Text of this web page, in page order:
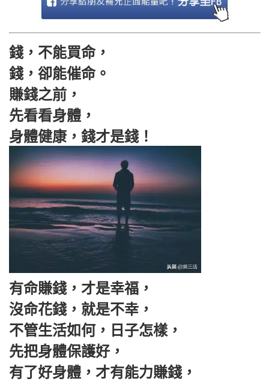
錢，不能買命，
錢，卻能催命。
賺錢之前，
先看看身體，
身體健康，錢才是錢！
有命賺錢，才是幸福，
沒命花錢，就是不幸，
不管生活如何，日子怎樣，
先把身體保護好，
有了好身體，才有能力賺錢，